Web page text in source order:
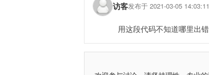
访客发布于 2021-03-05 14:03:11
用这段代码不知道哪里出